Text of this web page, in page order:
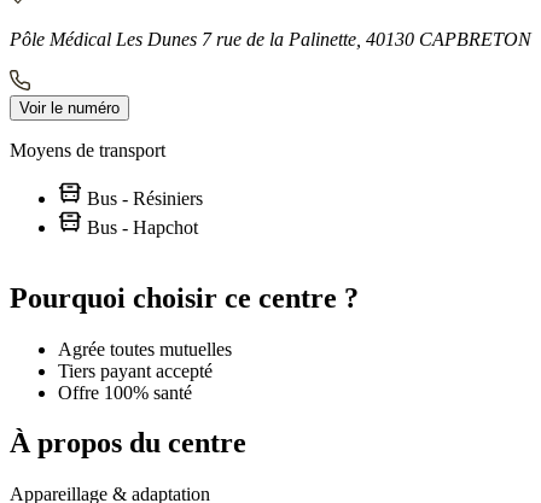
Pôle Médical Les Dunes 7 rue de la Palinette, 40130 CAPBRETON
Voir le numéro
Moyens de transport
Bus - Résiniers
Bus - Hapchot
+
Pourquoi choisir ce centre ?
Agrée toutes mutuelles
Tiers payant accepté
Offre 100% santé
À propos du centre
Appareillage & adaptation